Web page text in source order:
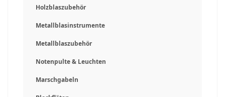
Holzblaszubehör
Metallblasinstrumente
Metallblaszubehör
Notenpulte & Leuchten
Marschgabeln